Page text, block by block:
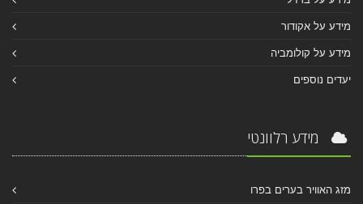
מידע על אקודור
מידע על קולומביה
יעדים נוספים
מידע רלוונטי
מזג האוויר בערים בפרו